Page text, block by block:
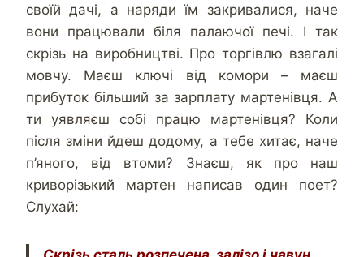
своїй дачі, а наряди їм закривалися, наче
вони працювали біля палаючої печі. І так
скрізь на виробництві. Про торгівлю взагалі
мовчу. Маєш ключі від комори – маєш
прибуток більший за зарплату мартенівця. А
ти уявляєш собі працю мартенівця? Коли
після зміни йдеш додому, а тебе хитає, наче
п’яного, від втоми? Знаєш, як про наш
криворізький мартен написав один поет?
Слухай: